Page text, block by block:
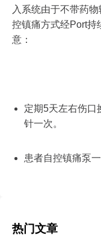
入系统由于不带药
控镇痛方式经Port持
意：
定期5天左右伤口
针一次。
患者自控镇痛泵
热门文章